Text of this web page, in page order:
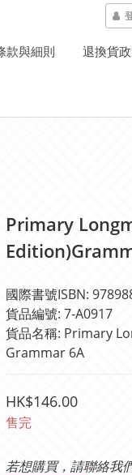
款與細則 退換貨
Primary
國際書號ISBN:
貨品編號: 7-A0917
貨品名稱: Primary
Grammar 6A
HK$146.00
售完
若想購買，請聯絡我們